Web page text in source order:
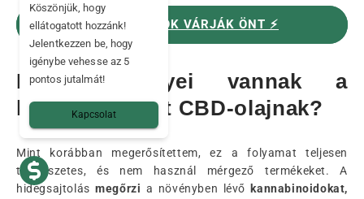
A CBD OLAJOK VÁRJÁK ÖNT ⚡️
Milyen előnyei vannak a
hidegen sajtolt CBD-olajnak?
Mint korábban megerősítettem, ez a folyamat teljesen
természetes, és nem használ mérgező termékeket. A
hidegsajtolásmegőrzi a növényben lévő kannabinoidokat,
Köszönjük, hogy
ellátogatott hozzánk!
Jelentkezzen be, hogy
igénybe vehesse az 5
pontos jutalmát!
Kapcsolat